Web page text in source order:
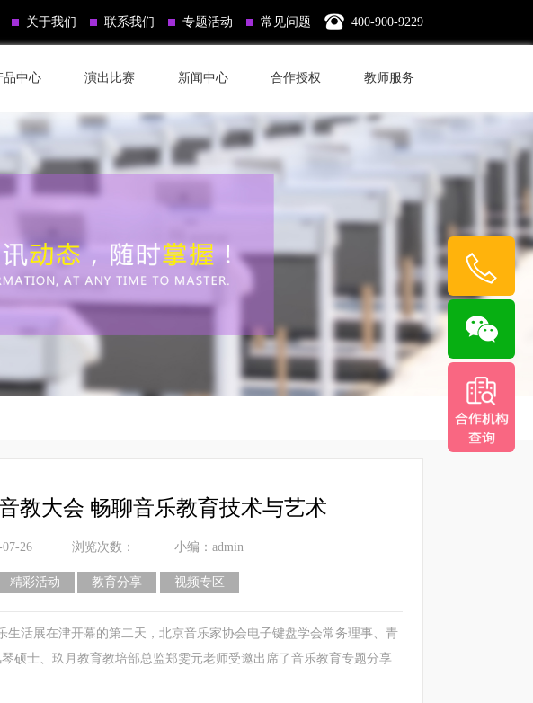
关于我们 联系我们 专题活动 常见问题 400-900-9229
品中心 演出比赛 新闻中心 合作授权 教师服务
教大会 畅聊音乐教育技术与艺术
26 浏览次数： 小编：admin
精彩活动 教育分享 视频专区
活展在津开幕的第二天，北京音乐家协会电子键盘学会常务理事、青
硕士、玖月教育教培部总监郑雯元老师受邀出席了音乐教育专题分享